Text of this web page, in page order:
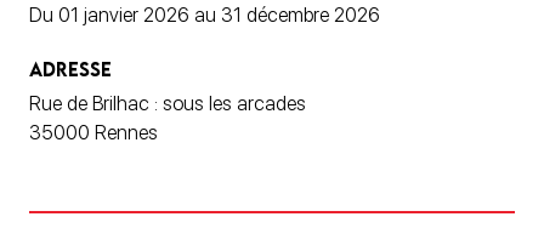
Du 01 janvier 2026 au 31 décembre 2026
ADRESSE
Rue de Brilhac : sous les arcades
35000 Rennes